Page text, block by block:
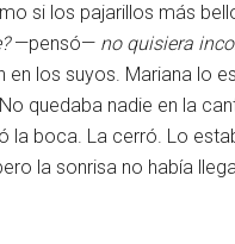
si los pajarillos más
—pensó— no quisiera
los suyos. Mariana lo
quedaba nadie en la
la boca. La cerró. Lo
la sonrisa no había